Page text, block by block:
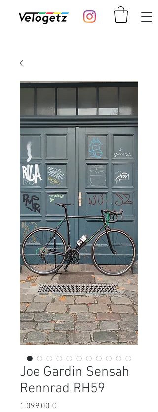
Joe Gardin Sensah
Rennrad RH59
1.099,00 €